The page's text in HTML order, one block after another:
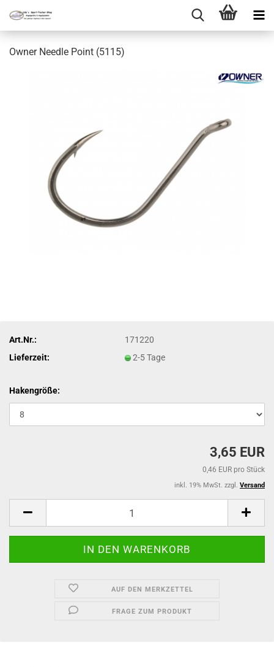
Owner Needle Point (5115)
Art.Nr.:
171220
Lieferzeit:
2-5 Tage
Hakengröße:
3,65 EUR
0,46 EUR pro Stück
inkl. 19% MwSt. zzgl. Versand
AUF DEN MERKZETTEL
FRAGE ZUM PRODUKT